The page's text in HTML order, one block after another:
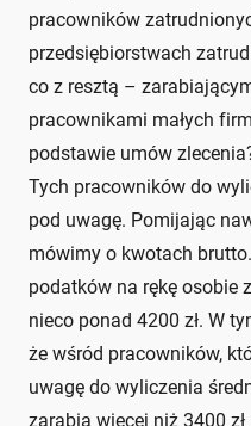
pracowników
przedsiębiorstwach
co z resztą –
pracownikami małych
podstawie umów
Tych pracowników do
pod uwagę. Pomijając
mówimy o kwotach
podatków na rękę osobie
nieco ponad 4200 zł. W
że wśród pracowników,
uwagę do wyliczenia
zarabia więcej niż 3400